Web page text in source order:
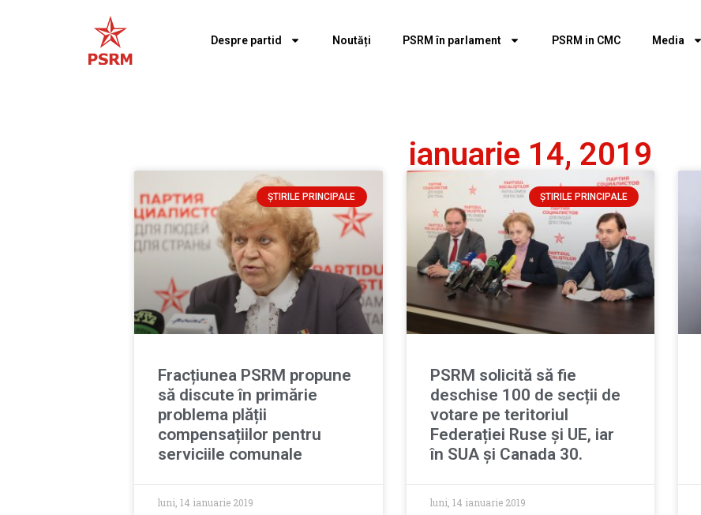
Despre partid Noutăți PSRM în parlament PSRM in CMC Media
ianuarie 14, 2019
ȘTIRILE PRINCIPALE
Fracțiunea PSRM propune
să discute în primărie
problema plății
compensațiilor pentru
serviciile comunale
luni, 14 ianuarie 2019
ȘTIRILE PRINCIPALE
PSRM solicită să fie
deschise 100 de secții de
votare pe teritoriul
Federației Ruse și UE, iar
în SUA și Canada 30.
luni, 14 ianuarie 2019